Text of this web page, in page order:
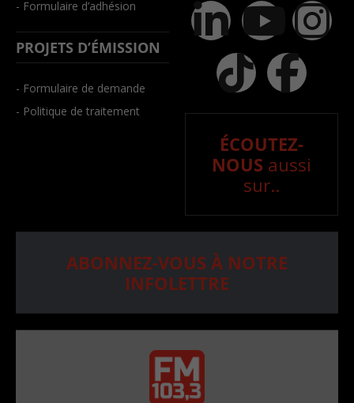
- Formulaire d’adhésion
PROJETS D’ÉMISSION
- Formulaire de demande
- Politique de traitement
ÉCOUTEZ-
NOUS aussi
sur..
ABONNEZ-VOUS À NOTRE
INFOLETTRE